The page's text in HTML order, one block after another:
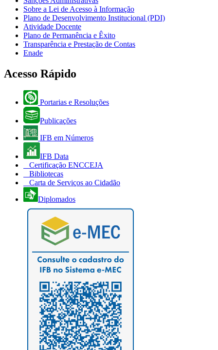
Sobre a Lei de Acesso à Informação
Plano de Desenvolvimento Institucional (PDI)
Atividade Docente
Plano de Permanência e Êxito
Transparência e Prestação de Contas
Enade
Acesso Rápido
Portarias e Resoluções
Publicações
IFB em Números
IFB Data
Certificação ENCCEJA
Bibliotecas
Carta de Serviços ao Cidadão
Diplomados